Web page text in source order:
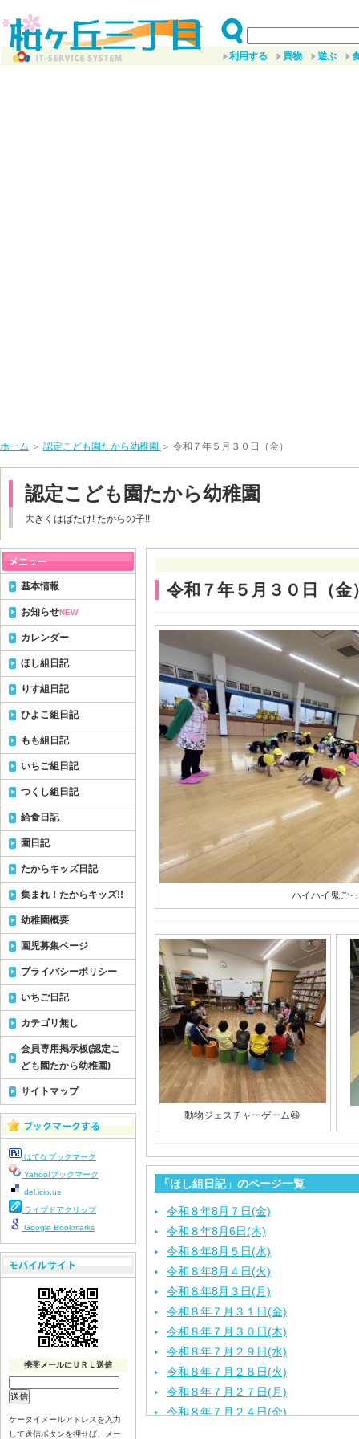
利用する 買物 遊ぶ
ホーム ＞ 認定こども園たから幼稚園 ＞ 令和７年５月３０日（金）
認定こども園たから幼稚園
大きくはばたけ! たからの子!!
令和７年５月３０日（金
ハイハイ鬼ごっ
動物ジェスチャーゲーム😆
「ほし組日記」のページ一覧
令和８年8月７日(金)
令和８年8月6日(木)
令和８年8月５日(水)
令和８年8月４日(火)
令和８年8月３日(月)
令和８年７月３１日(金)
令和８年７月３０日(木)
令和８年７月２９日(水)
令和８年７月２８日(火)
令和８年７月２７日(月)
令和８年７月２４日(金)
基本情報
お知らせNEW
カレンダー
ほし組日記
りす組日記
ひよこ組日記
もも組日記
いちご組日記
つくし組日記
給食日記
園日記
たからキッズ日記
集まれ！たからキッズ!!
幼稚園概要
園児募集ページ
プライバシーポリシー
いちご日記
カテゴリ無し
会員専用掲示板(認定こ
ども園たから幼稚園)
サイトマップ
はてなブックマーク
Yahoo!ブックマーク
del.icio.us
ライブドアクリップ
Google Bookmarks
携帯メールにＵＲＬ送信
ケータイメールアドレスを入力
して送信ボタンを押せば、メー